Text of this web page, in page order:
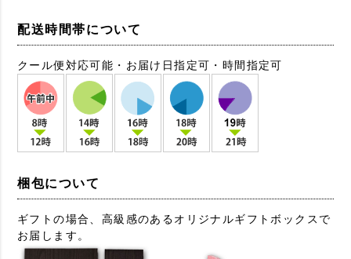
配送時間帯について
クール便対応可能・お届け日指定可・時間指定可
梱包について
ギフトの場合、高級感のあるオリジナルギフトボックスで
お届します。